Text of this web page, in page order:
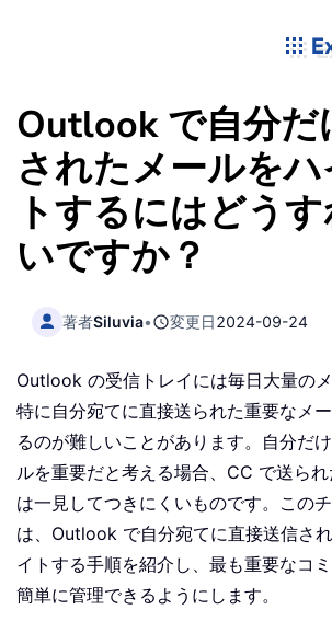
Outlook で自分だ
されたメールをハ
トするにはどう
いですか？
著者Siluvia• 変更日2024-09-24
Outlook の受信トレイには毎日大量のメ
特に自分宛てに直接送られた重要なメ
るのが難しいことがあります。自分だ
ルを重要だと考える場合、CC で送ら
は一見してつきにくいものです。この
は、Outlook で自分宛てに直接送信さ
イトする手順を紹介し、最も重要なコ
簡単に管理できるようにします。